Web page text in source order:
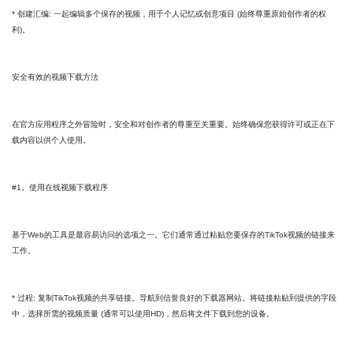
* 创建汇编: 一起编辑多个保存的视频，用于个人记忆或创意项目 (始终尊重原始创作者的权
利)。
安全有效的视频下载方法
在官方应用程序之外冒险时，安全和对创作者的尊重至关重要。始终确保您获得许可或正在下
载内容以供个人使用。
#1。使用在线视频下载程序
基于Web的工具是最容易访问的选项之一。它们通常通过粘贴您要保存的TikTok视频的链接来
工作。
* 过程: 复制TikTok视频的共享链接。导航到信誉良好的下载器网站。将链接粘贴到提供的字段
中，选择所需的视频质量 (通常可以使用HD)，然后将文件下载到您的设备。